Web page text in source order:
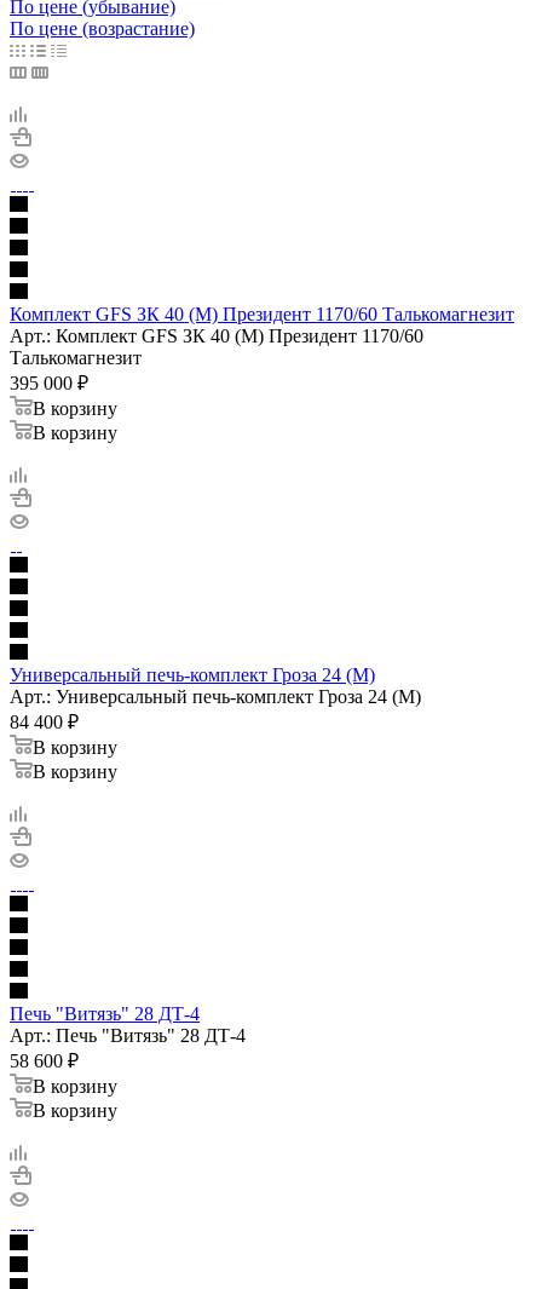
По цене (убывание)
По цене (возрастание)
Комплект GFS ЗК 40 (М) Президент 1170/60 Талькомагнезит
Арт.: Комплект GFS ЗК 40 (М) Президент 1170/60
Талькомагнезит
395 000 ₽
В корзину
В корзину
Универсальный печь-комплект Гроза 24 (М)
Арт.: Универсальный печь-комплект Гроза 24 (М)
84 400 ₽
В корзину
В корзину
Печь "Витязь" 28 ДТ-4
Арт.: Печь "Витязь" 28 ДТ-4
58 600 ₽
В корзину
В корзину